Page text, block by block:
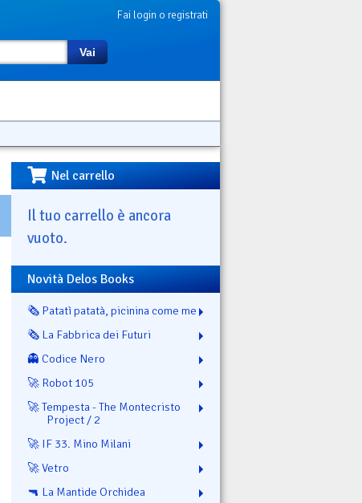
Fai login o registrati
Vai
Nel carrello
Il tuo carrello è ancora
vuoto.
Novità Delos Books
🗞️ Patatì patatà, picinina come me
🗞️ La Fabbrica dei Futuri
👻 Codice Nero
🚀 Robot 105
🚀 Tempesta - The Montecristo
Project / 2
🚀 IF 33. Mino Milani
🚀 Vetro
🔫 La Mantide Orchidea